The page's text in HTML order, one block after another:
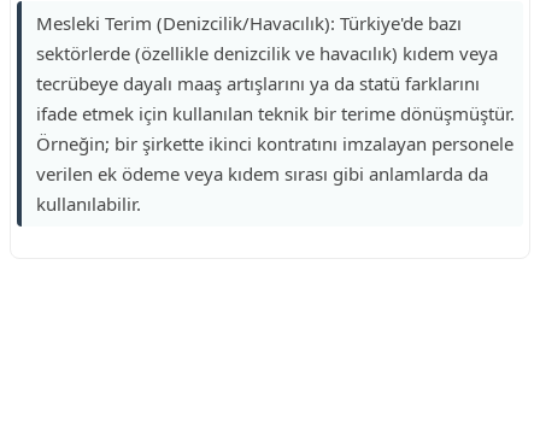
Mesleki Terim (Denizcilik/Havacılık): Türkiye'de bazı
sektörlerde (özellikle denizcilik ve havacılık) kıdem veya
tecrübeye dayalı maaş artışlarını ya da statü farklarını
ifade etmek için kullanılan teknik bir terime dönüşmüştür.
Örneğin; bir şirkette ikinci kontratını imzalayan personele
verilen ek ödeme veya kıdem sırası gibi anlamlarda da
kullanılabilir.